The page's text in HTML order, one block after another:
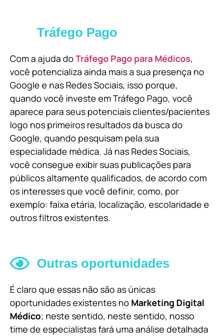
Tráfego Pago
Com a ajuda do Tráfego Pago para Médicos,
você potencializa ainda mais a sua presença no
Google e nas Redes Sociais, isso porque,
quando você investe em Tráfego Pago, você
aparece para seus potenciais clientes/pacientes
logo nos primeiros resultados da busca do
Google, quando pesquisam pela sua
especialidade médica. Já nas Redes Sociais,
você consegue exibir suas publicações para
públicos altamente qualificados, de acordo com
os interesses que você definir, como, por
exemplo: faixa etária, localização, escolaridade e
outros filtros existentes.
Outras oportunidades
É claro que essas não são as únicas
oportunidades existentes no Marketing Digital
Médico; neste sentido, neste sentido, nosso
time de especialistas fará uma análise detalhada